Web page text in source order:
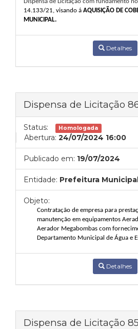
14.133/21, visando á AQUISIÇÃO DE
MUNICIPAL.
Detalhes
Dispensa de Licitação
Status: Homologada
Abertura: 24/07/2024 16:00
Publicado em: 19/07/2024
Entidade: Prefeitura
Objeto:
Contratação de empresa para
manutenção em equipamentos
Aerador Megabombas com
Departamento Municipal de Água e
Detalhes
Dispensa de Licitação